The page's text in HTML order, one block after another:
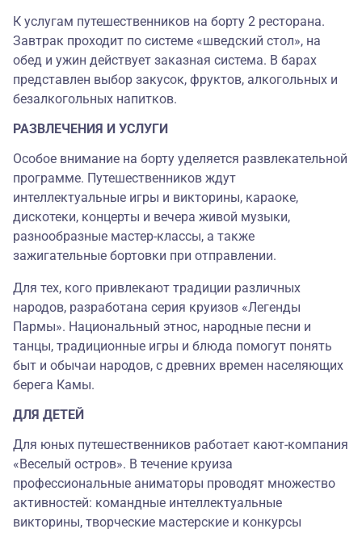
К услугам путешественников на борту 2 ресторана.
Завтрак проходит по системе «шведский стол», на
обед и ужин действует заказная система. В барах
представлен выбор закусок, фруктов, алкогольных и
безалкогольных напитков.
РАЗВЛЕЧЕНИЯ И УСЛУГИ
Особое внимание на борту уделяется развлекательной
программе. Путешественников ждут
интеллектуальные игры и викторины, караоке,
дискотеки, концерты и вечера живой музыки,
разнообразные мастер-классы, а также
зажигательные бортовки при отправлении.
Для тех, кого привлекают традиции различных
народов, разработана серия круизов «Легенды
Пармы». Национальный этнос, народные песни и
танцы, традиционные игры и блюда помогут понять
быт и обычаи народов, с древних времен населяющих
берега Камы.
ДЛЯ ДЕТЕЙ
Для юных путешественников работает кают-компания
«Веселый остров». В течение круиза
профессиональные аниматоры проводят множество
активностей: командные интеллектуальные
викторины, творческие мастерские и конкурсы